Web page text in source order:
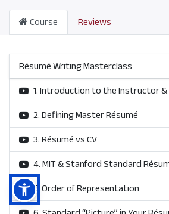
Course Reviews
Résumé Writing Masterclass
2. Defining Master Résumé
3. Résumé vs CV
4. MIT & Stanford Standard
5. Order of Representation